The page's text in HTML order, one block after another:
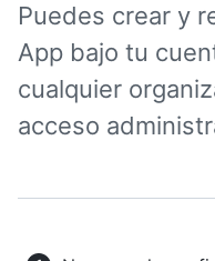
Puedes crear y
App bajo tu
cualquier
acceso